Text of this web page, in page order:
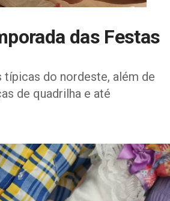
das Festas
típicas do nordeste, além de
de quadrilha e até